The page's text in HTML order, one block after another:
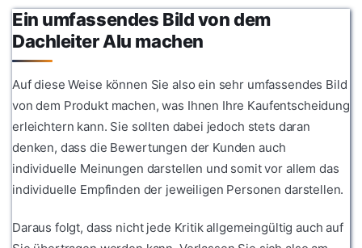
Ein umfassendes Bild von dem
Dachleiter Alu machen
Auf diese Weise können Sie also ein sehr umfassendes Bild
von dem Produkt machen, was Ihnen Ihre Kaufentscheidung
erleichtern kann. Sie sollten dabei jedoch stets daran
denken, dass die Bewertungen der Kunden auch
individuelle Meinungen darstellen und somit vor allem das
individuelle Empfinden der jeweiligen Personen darstellen.
Daraus folgt, dass nicht jede Kritik allgemeingültig auch auf